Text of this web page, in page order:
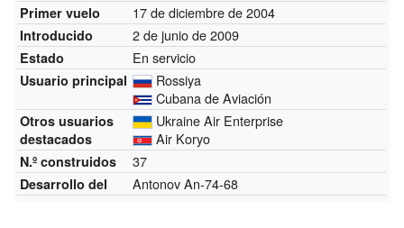
Primer vuelo 17 de diciembre de 2004
Introducido 2 de junio de 2009
Estado En servicio
Usuario principal
Rossiya
Cubana de Aviación
Otros usuarios
destacados
Ukraine Air Enterprise
Air Koryo
N.º construidos 37
Desarrollo del Antonov An-74-68